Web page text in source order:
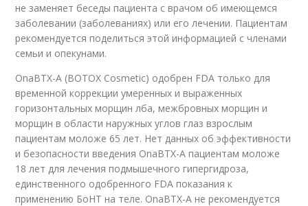
не заменяет беседы пациента с врачом об имеющемся
заболевании (заболеваниях) или его лечении. Пациентам
рекомендуется поделиться этой информацией с членами
семьи и опекунами.
OnaBTX-A (BOTOX Cosmetic) одобрен FDA только для
временной коррекции умеренных и выраженных
горизонтальных морщин лба, межбровных морщин и
морщин в области наружных углов глаз взрослым
пациентам моложе 65 лет. Нет данных об эффективности
и безопасности введения OnaBTX-A пациентам моложе
18 лет для лечения подмышечного гипергидроза,
единственного одобренного FDA показания к
применению БоНТ на теле. OnaBTX-A не рекомендуется